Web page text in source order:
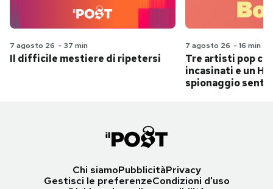
7 agosto 26 - 37 min
Il difficile mestiere di ripetersi
7 agosto 26 - 16 min
Tre artisti pop
incasinati e un
spionaggio
Chi siamoPubblicitàPrivacy
Gestisci le preferenzeCondizioni d'uso